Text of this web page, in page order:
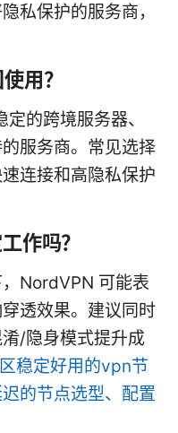
私保护的服务商，
用？
的跨境服务器、
服务商。常见选择
连接和高隐私保护
作吗？
NordVPN 可能表
透效果。建议同时
/隐身模式提升成
稳定好用的vpn节
的节点选型、配置